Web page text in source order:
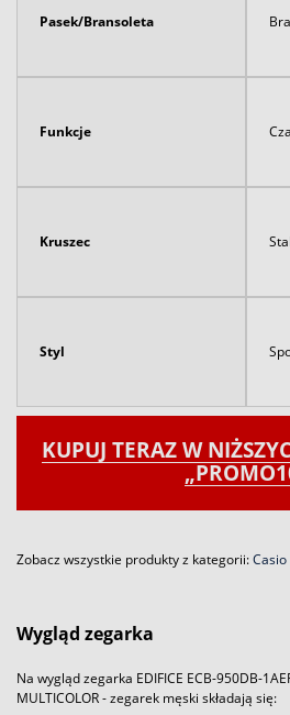
Pasek/Bransoleta
Funkcje
Kruszec
Styl
KUPUJ TERAZ W
Zobacz wszystkie produkty z kategorii:Casio
Wygląd zegarka
Na wygląd zegarka EDIFICE ECB-950DB-
MULTICOLOR - zegarek męski składają się: